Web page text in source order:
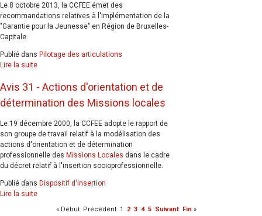
Le 8 octobre 2013, la CCFEE émet des
recommandations relatives à l'implémentation de la
"Garantie pour la Jeunesse" en Région de Bruxelles-
Capitale.
Publié dans Pilotage des articulations
Lire la suite
Avis 31 - Actions d'orientation et de
détermination des Missions locales
Le 19 décembre 2000, la CCFEE adopte le rapport de
son groupe de travail relatif à la modélisation des
actions d'orientation et de détermination
professionnelle des Missions Locales dans le cadre
du décret relatif à l'insertion socioprofessionnelle.
Publié dans Dispositif d'insertion
Lire la suite
« Début Précédent 1 2 3 4 5 Suivant Fin »